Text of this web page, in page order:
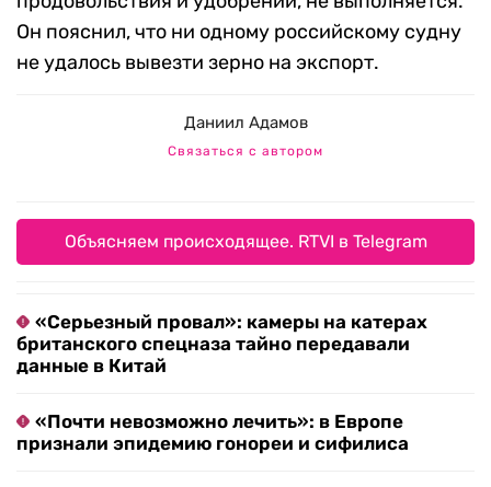
Он пояснил, что ни одному российскому судну
не удалось вывезти зерно на экспорт.
Даниил Адамов
Связаться с автором
Объясняем происходящее. RTVI в Telegram
«Серьезный провал»: камеры на катерах
британского спецназа тайно передавали
данные в Китай
«Почти невозможно лечить»: в Европе
признали эпидемию гонореи и сифилиса